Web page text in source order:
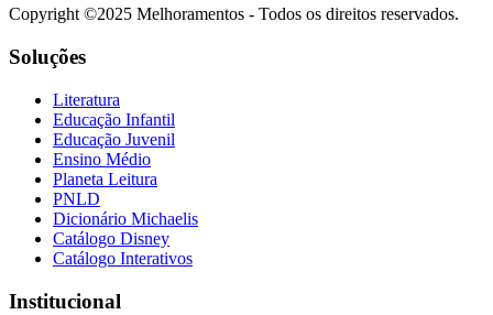
Copyright ©2025 Melhoramentos - Todos os direitos reservados.
Soluções
Literatura
Educação Infantil
Educação Juvenil
Ensino Médio
Planeta Leitura
PNLD
Dicionário Michaelis
Catálogo Disney
Catálogo Interativos
Institucional